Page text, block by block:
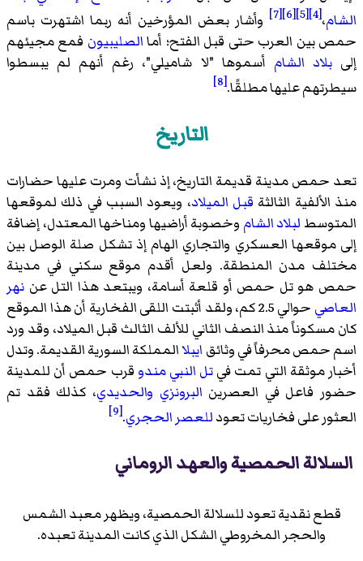
الشام،[4]
[5]
[6]
[7]
وأشار بعض المؤرخين أنه ربما اشتهرت باسم
حمص بين العرب حتى قبل الفتح؛ أماالصليبيون فمع مجيئهم
إلىبلاد الشام أسموها "لا شاميلي"، رغم أنهم لم يبسطوا
سيطرتهم عليها مطلقًا.[8]
التاريخ
تعد حمص مدينة قديمة التاريخ، إذ نشأت ومرت عليها حضارات
منذ الألفية الثالثة قبل الميلاد، ويعود السبب في ذلك لموقعها
المتوسط لبلاد الشام وخصوبة أراضيها ومناخها المعتدل، إضافة
إلى موقعها العسكري والتجاري الهام إذ تشكل صلة الوصل بين
مختلف مدن المنطقة. ولعل أقدم موقع سكني في مدينة
حمص هو تل حمص أو قلعة أسامة، ويبتعد هذا التل عن نهر
العاصي
حوالي 2.5 كم، ولقد أثبتت اللقى الفخارية أن هذا الموقع
كان مسكوناً منذ النصف الثاني للألف الثالث قبل الميلاد، وقد ورد
اسم حمص محرفاً في وثائق ايبلاالمملكة السورية القديمة. وتدل
أخبار موثقة التي تمت فيتل النبي مندو قرب حمص أن للمدينة
حضور فاعل في العصرين البرونزي والحديدي، كذلك فقد تم
العثور على فخاريات تعودللعصر الحجري.
[9]
السلالة الحمصية والعهد الروماني
قطع نقدية تعود للسلالة الحمصية، ويظهر معبد الشمس
والحجر المخروطي الشكل الذي كانت المدينة تعبده.